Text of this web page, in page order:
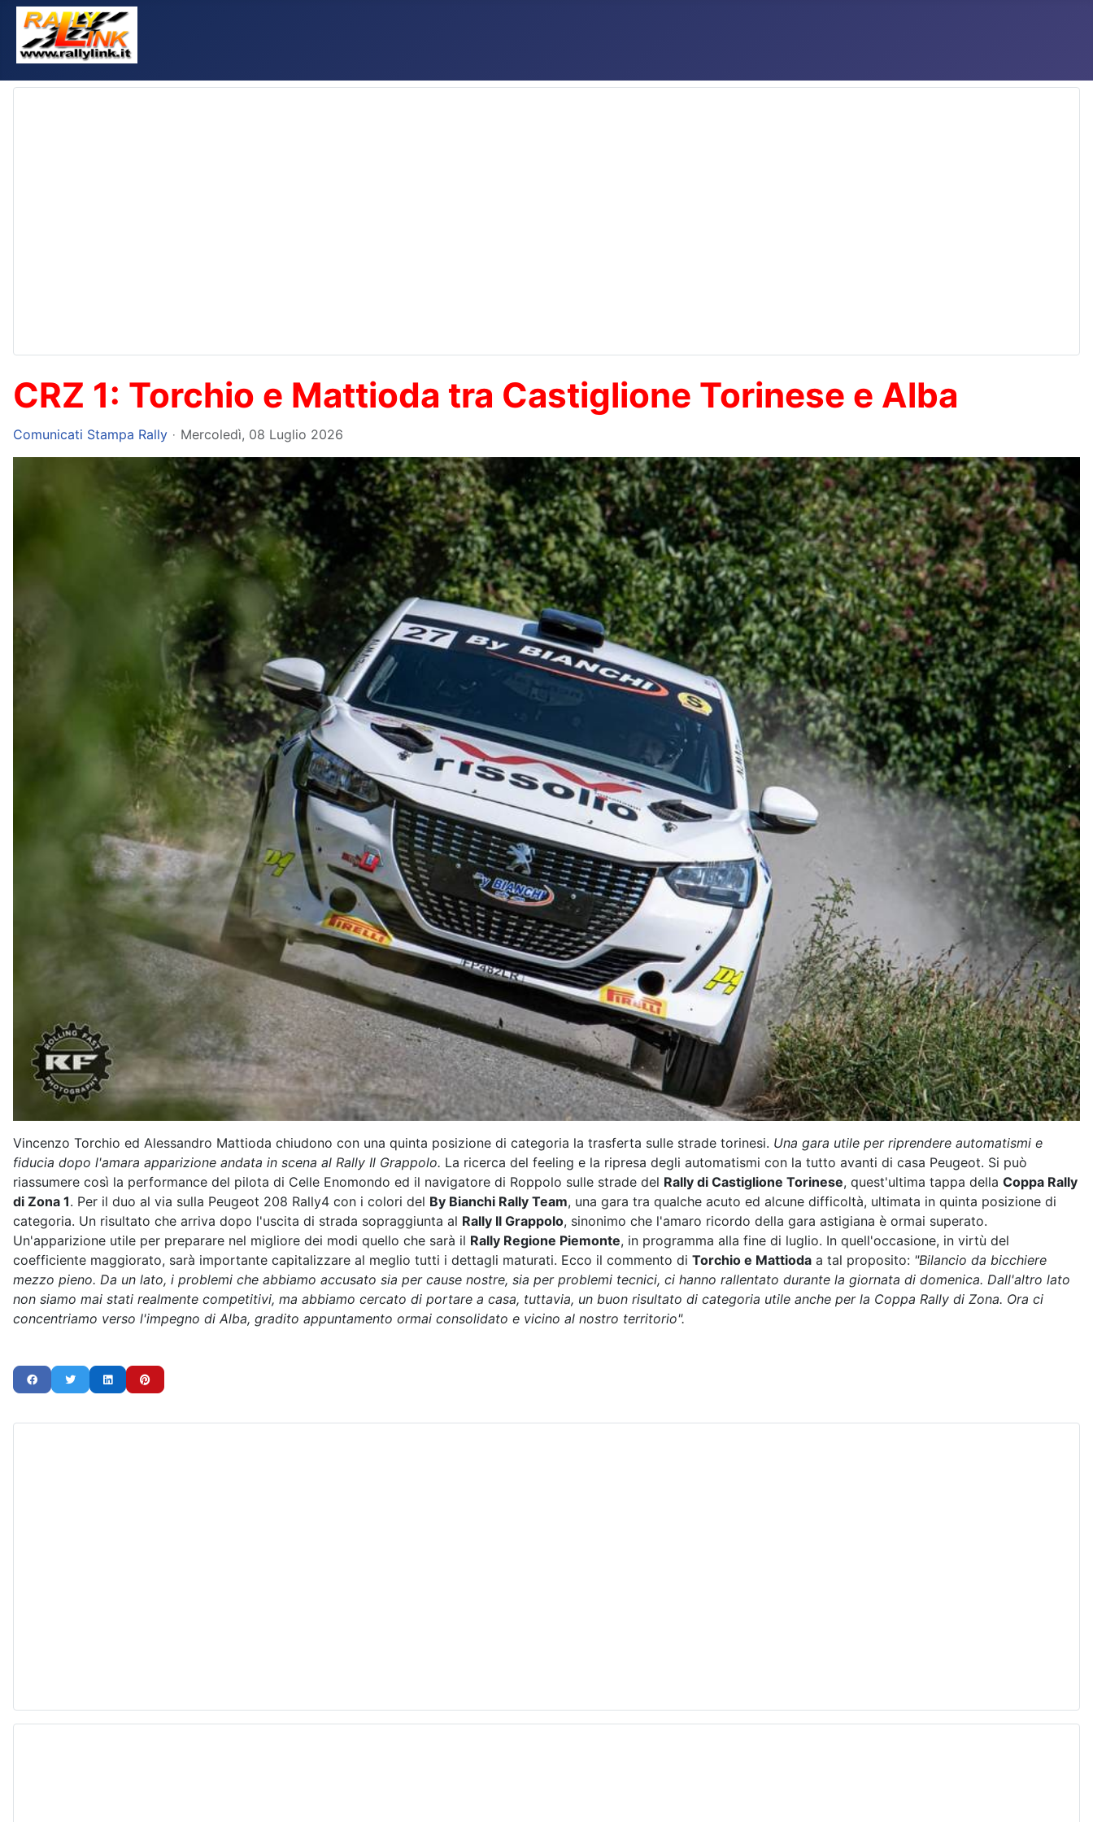
CRZ 1: Torchio e Mattioda tra Castiglione Torinese e Alba
Comunicati Stampa Rally Mercoledì, 08 Luglio 2026
Vincenzo Torchio ed Alessandro Mattioda chiudono con una quinta posizione di categoria la trasferta sulle strade torinesi. Una gara utile per riprendere automatismi e
fiducia dopo l'amara apparizione andata in scena al Rally Il Grappolo. La ricerca del feeling e la ripresa degli automatismi con la tutto avanti di casa Peugeot. Si può
riassumere così la performance del pilota di Celle Enomondo ed il navigatore di Roppolo sulle strade del Rally di Castiglione Torinese, quest'ultima tappa della Coppa Rally
di Zona 1. Per il duo al via sulla Peugeot 208 Rally4 con i colori del By Bianchi Rally Team, una gara tra qualche acuto ed alcune difficoltà, ultimata in quinta posizione di
categoria. Un risultato che arriva dopo l'uscita di strada sopraggiunta al Rally Il Grappolo, sinonimo che l'amaro ricordo della gara astigiana è ormai superato.
Un'apparizione utile per preparare nel migliore dei modi quello che sarà il Rally Regione Piemonte, in programma alla fine di luglio. In quell'occasione, in virtù del
coefficiente maggiorato, sarà importante capitalizzare al meglio tutti i dettagli maturati. Ecco il commento di Torchio e Mattioda a tal proposito: "Bilancio da bicchiere
mezzo pieno. Da un lato, i problemi che abbiamo accusato sia per cause nostre, sia per problemi tecnici, ci hanno rallentato durante la giornata di domenica. Dall'altro lato
non siamo mai stati realmente competitivi, ma abbiamo cercato di portare a casa, tuttavia, un buon risultato di categoria utile anche per la Coppa Rally di Zona. Ora ci
concentriamo verso l'impegno di Alba, gradito appuntamento ormai consolidato e vicino al nostro territorio".